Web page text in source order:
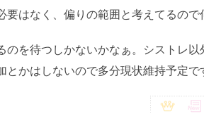
要はなく、偏りの範囲と考えてるので
のを待つしかないかなぁ。シストレ
とかはしないので多分現状維持予定で